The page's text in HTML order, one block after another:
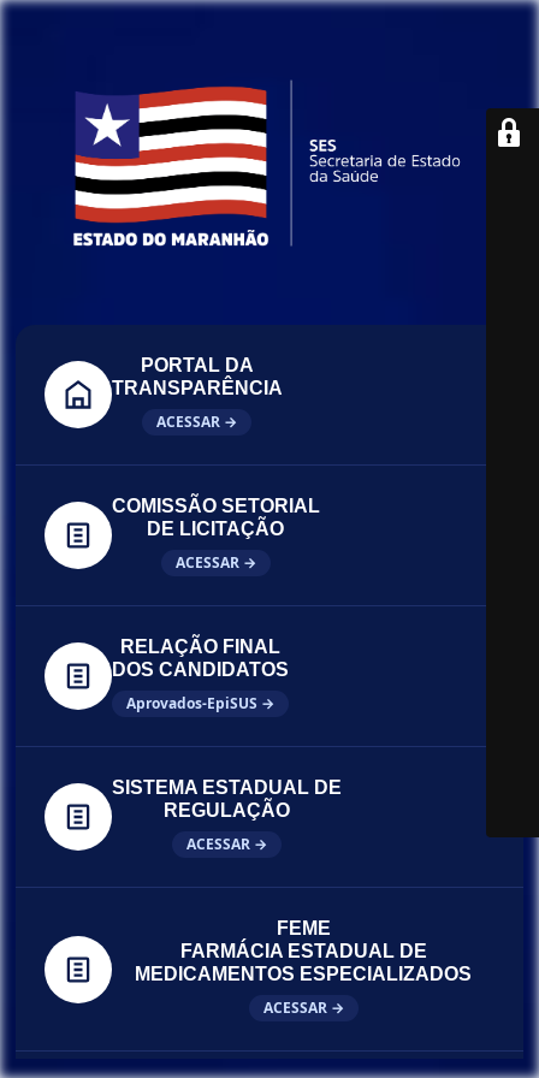
PORTAL DA
TRANSPARÊNCIA
ACESSAR →
COMISSÃO SETORIAL
DE LICITAÇÃO
ACESSAR →
RELAÇÃO FINAL
DOS CANDIDATOS
Aprovados-EpiSUS →
SISTEMA ESTADUAL DE
REGULAÇÃO
ACESSAR →
FEME
FARMÁCIA ESTADUAL DE
MEDICAMENTOS ESPECIALIZADOS
ACESSAR →